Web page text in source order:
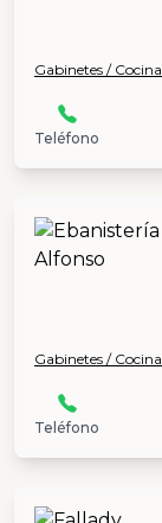
Gabinetes / Cocina
Teléfono
Gabinetes / Cocina
Teléfono